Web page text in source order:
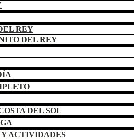
REY
DEL REY
DEL SOL
ACTIVIDADES